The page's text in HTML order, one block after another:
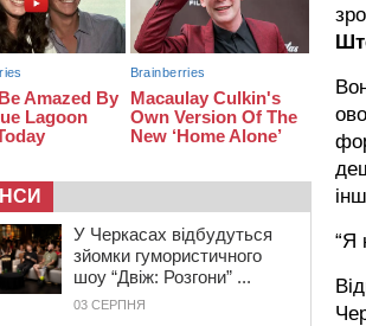
“Я
У Черкасах відбудуться
зйомки гумористичного
шоу “Двіж: Розгони” ...
03 СЕРПНЯ